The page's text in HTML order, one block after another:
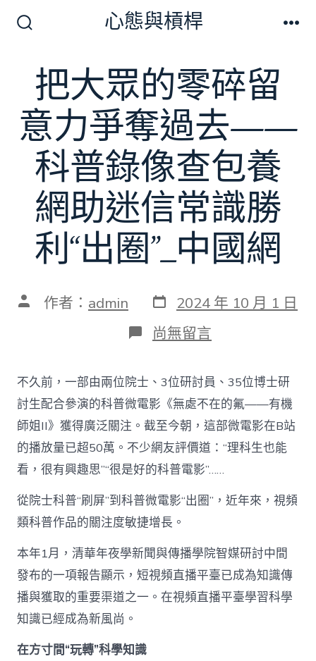
換
開
關
心態與槓桿
把大眾的零碎留
意力爭奪過去——
科普錄像查包養
網助迷信常識勝
利“出圈”_中國網
文 作者： admin 發
表
日
期
2024 年 10 月 1 日
在
〈把
眾
的
零
碎
留
意
力
爭
過
去
——
科
普
錄
像
查
尚無留言
不久前，一部由兩位院士、3位研討員、35位博士研
討生配合參演的科普微電影《無處不在的氟——有機
師姐II》獲得廣泛關注。截至今朝，這部微電影在B站
的播放量已超50萬。不少網友評價道：“理科生也能
看，很有興趣思”“很是好的科普電影”……
從院士科普“刷屏”到科普微電影“出圈”，近年來，視頻
類科普作品的關注度敏捷增長。
本年1月，清華年夜學新聞與傳播學院智媒研討中間
發布的一項報告顯示，短視頻直播平臺已成為知識傳
播與獲取的重要渠道之一。在視頻直播平臺學習科學
知識已經成為新風尚。
在方寸間“玩轉”科學知識